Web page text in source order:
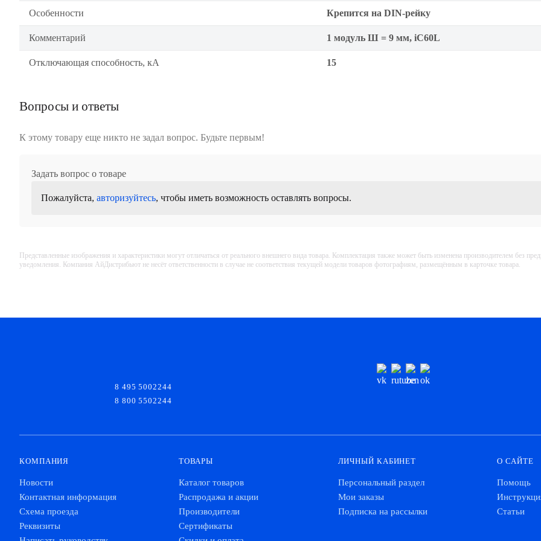
Особенности Крепится на DIN-рейку
Комментарий 1 модуль Ш = 9 мм, iC60L
Отключающая способность, кА 15
Вопросы и ответы
К этому товару еще никто не задал вопрос. Будьте первым!
Задать вопрос о товаре
Пожалуйста, авторизуйтесь, чтобы иметь возможность оставлять вопросы.
Представленные изображения и характеристики могут отличаться от реального внешнего вида товара. Комплектация также может быть изменена производителем без
уведомления. Компания АйДистрибьют не несёт ответственности в случае не соответствия текущей модели товаров фотографиям, размещённым в карточке товара.
8 495 5002244
8 800 5502244
КОМПАНИЯ
Новости
Контактная информация
Схема проезда
Реквизиты
ТОВАРЫ
Каталог товаров
Распродажа и акции
Производители
Сертификаты
ЛИЧНЫЙ КАБИНЕТ
Персональный раздел
Мои заказы
Подписка на рассылки
О САЙТЕ
Помощь
Статьи